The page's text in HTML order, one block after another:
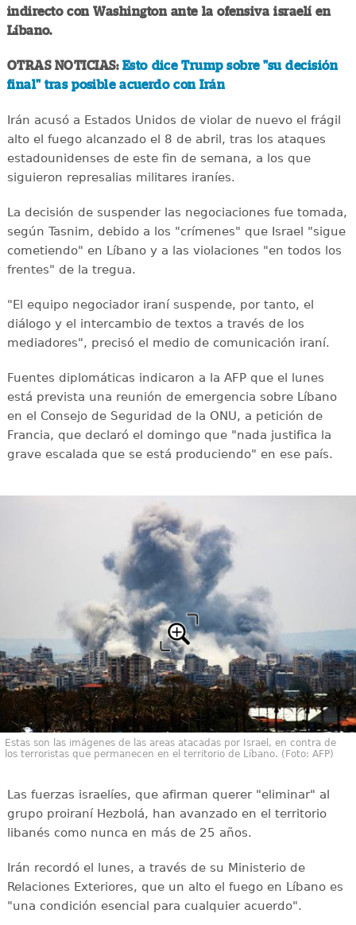
indirecto con Washington ante la ofensiva israelí en
Líbano.
OTRAS NOTICIAS: Esto dice Trump sobre "su decisión
final" tras posible acuerdo con Irán
Irán acusó a Estados Unidos de violar de nuevo el frágil
alto el fuego alcanzado el 8 de abril, tras los ataques
estadounidenses de este fin de semana, a los que
siguieron represalias militares iraníes.
La decisión de suspender las negociaciones fue tomada,
según Tasnim, debido a los "crímenes" que Israel "sigue
cometiendo" en Líbano y a las violaciones "en todos los
frentes" de la tregua.
"El equipo negociador iraní suspende, por tanto, el
diálogo y el intercambio de textos a través de los
mediadores", precisó el medio de comunicación iraní.
Fuentes diplomáticas indicaron a la AFP que el lunes
está prevista una reunión de emergencia sobre Líbano
en el Consejo de Seguridad de la ONU, a petición de
Francia, que declaró el domingo que "nada justifica la
grave escalada que se está produciendo" en ese país.
Estas son las imágenes de las areas atacadas por Israel, en contra de
los terroristas que permanecen en el territorio de Líbano. (Foto: AFP)
Las fuerzas israelíes, que afirman querer "eliminar" al
grupo proiraní Hezbolá, han avanzado en el territorio
libanés como nunca en más de 25 años.
Irán recordó el lunes, a través de su Ministerio de
Relaciones Exteriores, que un alto el fuego en Líbano es
"una condición esencial para cualquier acuerdo".